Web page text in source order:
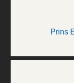
Prins